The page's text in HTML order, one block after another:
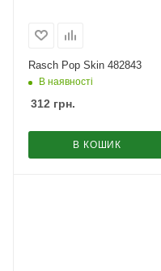
Rasch Pop Skin 482843
В наявності
312 грн.
В КОШИК